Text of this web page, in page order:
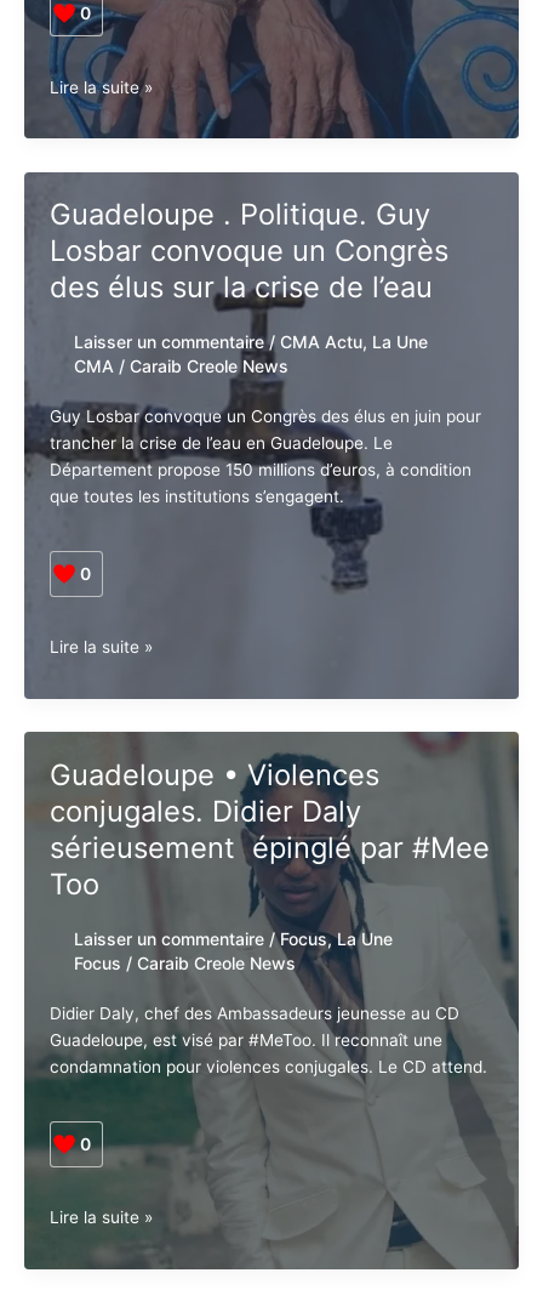
0
Guadeloupe.
Hommage.
Décès
Lesueur,
figure
de
Guadeloupe.
Lire la suite »
Guadeloupe . Politique. Guy
Losbar convoque un Congrès
des élus sur la crise de l’eau
Laisser un commentaire / CMA Actu, La
Une CMA/Caraib Creole News
Guy Losbar convoque un Congrès des élus en juin
pour trancher la crise de l’eau en Guadeloupe. Le
Département propose 150 millions d’euros, à condition
que toutes les institutions s’engagent.
0
Guadeloupe .
Guy
un
Congrès
des
élus
sur
crise
Lire la suite »
Guadeloupe • Violences
conjugales. Didier Daly
sérieusement épinglé par
#Mee Too
Laisser un commentaire /Focus,La Une
Focus / Caraib Creole News
Didier Daly, chef des Ambassadeurs jeunesse au CD
Guadeloupe, est visé par #MeToo. Il reconnaît une
condamnation pour violences conjugales. Le CD
0
Violences